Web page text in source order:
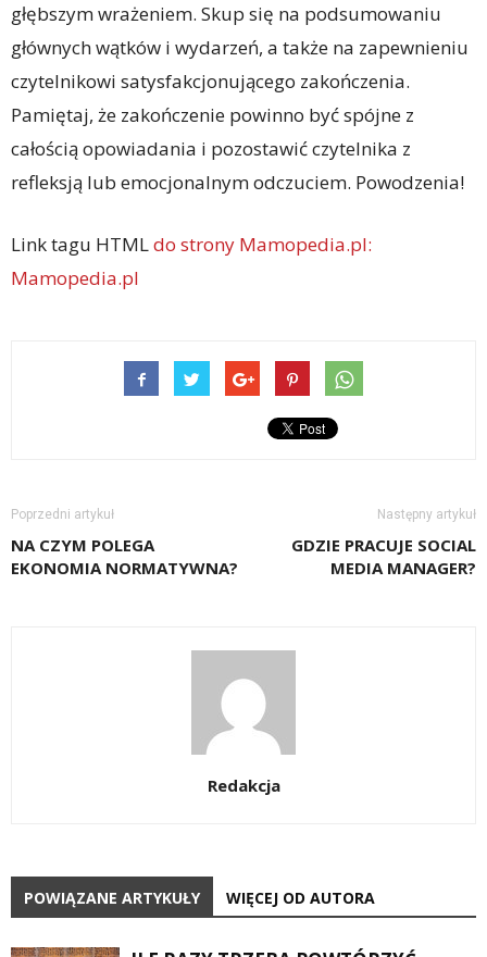
głębszym wrażeniem. Skup się na podsumowaniu
głównych wątków i wydarzeń, a także na zapewnieniu
czytelnikowi satysfakcjonującego zakończenia.
Pamiętaj, że zakończenie powinno być spójne z
całością opowiadania i pozostawić czytelnika z
refleksją lub emocjonalnym odczuciem. Powodzenia!
Link tagu HTMLdo strony Mamopedia.pl:
Mamopedia.pl
Poprzedni artykuł
NA CZYM POLEGA
EKONOMIA NORMATYWNA?
Następny artykuł
GDZIE PRACUJE SOCIAL
MEDIA MANAGER?
Redakcja
POWIĄZANE ARTYKUŁY WIĘCEJ OD AUTORA